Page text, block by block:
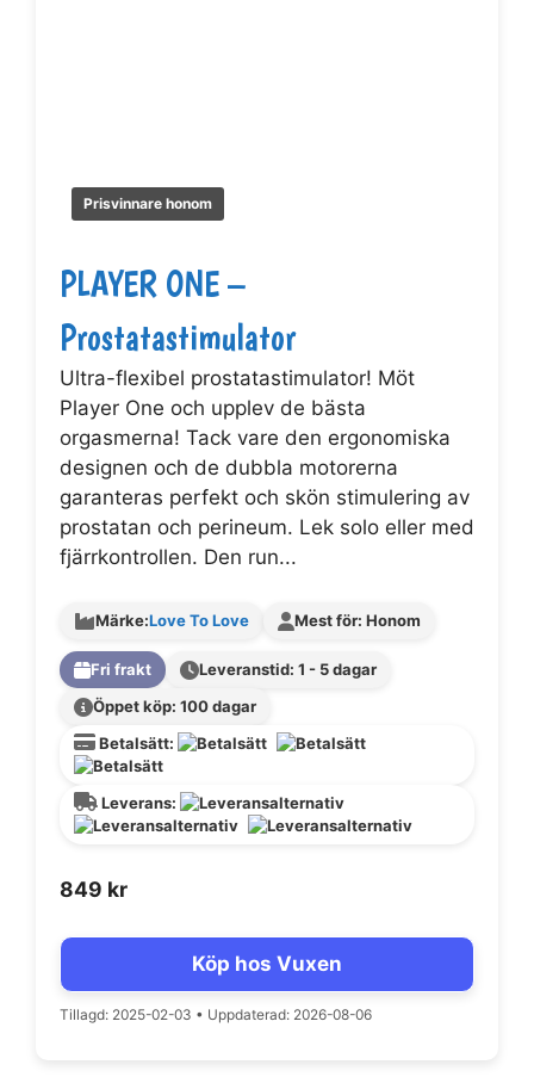
Prisvinnare honom
PLAYER ONE –
Prostatastimulator
Ultra-flexibel prostatastimulator! Möt
Player One och upplev de bästa
orgasmerna! Tack vare den ergonomiska
designen och de dubbla motorerna
garanteras perfekt och skön stimulering av
prostatan och perineum. Lek solo eller med
fjärrkontrollen. Den run...
Märke:Love To Love Mest för: Honom
Fri frakt
Leveranstid: 1 - 5 dagar
Öppet köp: 100 dagar
Betalsätt:
Leverans:
849 kr
Köp hos Vuxen
Tillagd: 2025-02-03 • Uppdaterad: 2026-08-06